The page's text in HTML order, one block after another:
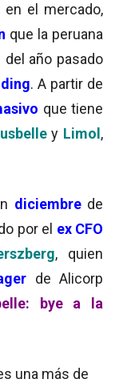
en el mercado,
que la peruana
año pasado
. A partir de
que tiene
y Limol ,
diciembre de
por el ex CFO
, quien
de Alicorp
bye a la
una más de